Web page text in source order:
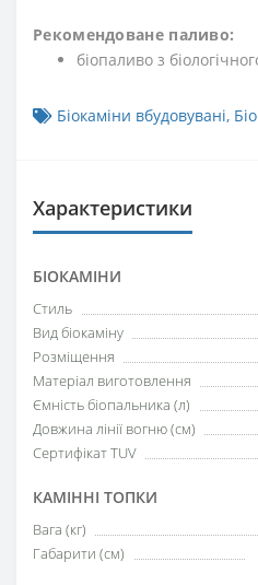
Рекомендоване паливо:
біопаливо з
Біокаміни вбудовувані,
Характеристики
БІОКАМІНИ
Стиль
Вид біокаміну
Розміщення
Матеріал виготовлення
Ємність біопальника (л)
Довжина лінії вогню (см)
Сертифікат TUV
КАМІННІ ТОПКИ
Вага (кг)
Габарити (см)